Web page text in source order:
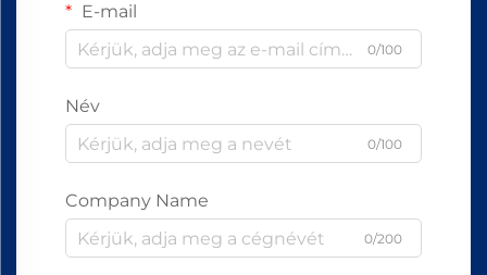
E-mail
0/100
Név
0/100
Company Name
0/200